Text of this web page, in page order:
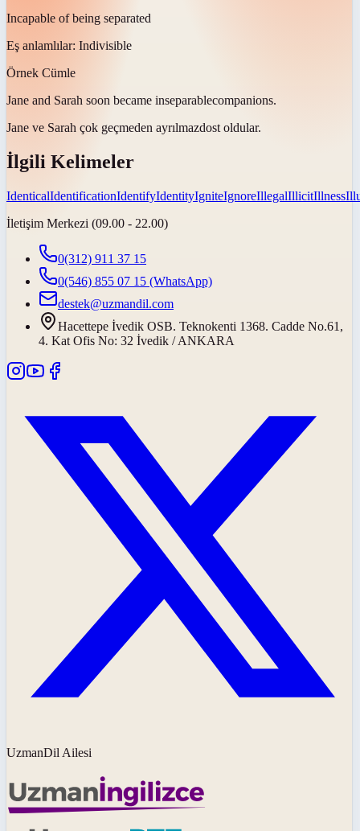
Incapable of being separated
Eş anlamlılar: Indivisible
Örnek Cümle
Jane and Sarah soon became inseparablecompanions.
Jane ve Sarah çok geçmeden ayrılmazdost oldular.
İlgili Kelimeler
IdenticalIdentificationIdentifyIdentityIgniteIgnoreIllegalIllicitIllness
İletişim Merkezi (09.00 - 22.00)
0(312) 911 37 15
0(546) 855 07 15 (WhatsApp)
destek@uzmandil.com
Hacettepe İvedik OSB. Teknokenti 1368. Cadde No.61,
4. Kat Ofis No: 32 İvedik / ANKARA
UzmanDil Ailesi